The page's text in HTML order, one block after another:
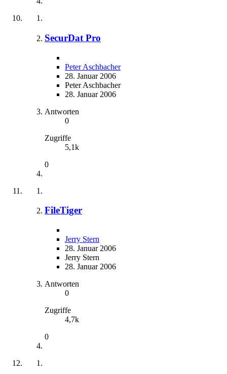
SecurDat Pro
Peter Aschbacher
28. Januar 2006
Peter Aschbacher
28. Januar 2006
Antworten
0
Zugriffe
5,1k
0
FileTiger
Jerry Stern
28. Januar 2006
Jerry Stern
28. Januar 2006
Antworten
0
Zugriffe
4,7k
0